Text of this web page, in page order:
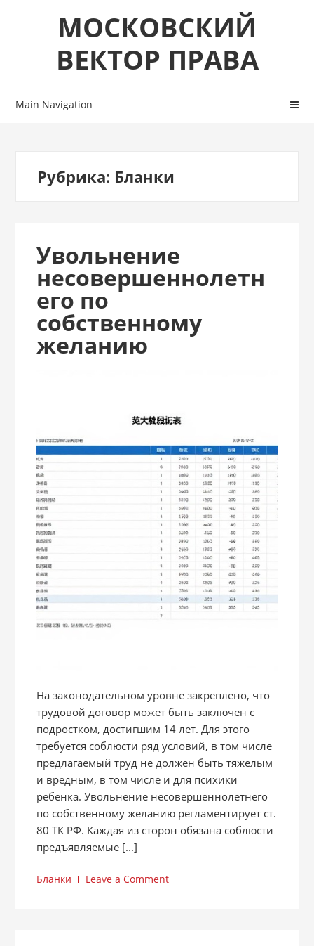
МОСКОВСКИЙ
ВЕКТОР ПРАВА
Main Navigation
Рубрика: Бланки
Увольнение
несовершеннолетн
его по
собственному
желанию
На законодательном уровне закреплено, что
трудовой договор может быть заключен с
подростком, достигшим 14 лет. Для этого
требуется соблюсти ряд условий, в том числе
предлагаемый труд не должен быть тяжелым
и вредным, в том числе и для психики
ребенка. Увольнение несовершеннолетнего
по собственному желанию регламентирует ст.
80 ТК РФ. Каждая из сторон обязана соблюсти
предъявляемые [...]
Бланки Leave a Comment